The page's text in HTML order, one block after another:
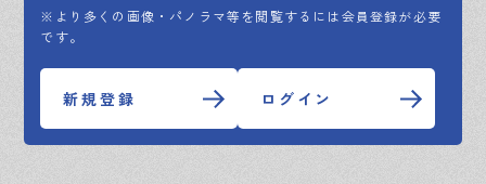
※より多くの画像・パノラマ等を閲覧するには会員登録が必要
です。
新規登録 ログイン